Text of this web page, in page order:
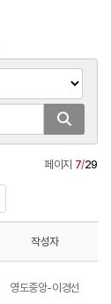
페이지 7/29
작성자
영도중앙-이경선